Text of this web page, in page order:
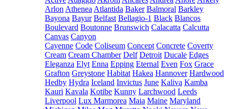
Arlon Athenea Atlantida Baker Balmoral Barkley
Bayona Bayur Belfast Bellagio-1 Black Blancos
Boulevard Boutonne Brunswich Calacatta Calcutta
Canvas Canyon
Cayenne Code Coliseum Concept Concrete Coverty
Cream Cream Chamber Delf Detroit Ducale Edges
Eleganza Elyt Enna Epping Eternal Even Fox Grace
Grafton Greystone Habitat Hakea Hannover Hardwood
Hedby Hydra Iceland Invictus June Kaliva Kamba
Kauri Kavala Kotibe Kunny Larchwood Leeds
Liverpool Lux Marmorea Maia Maine Maryland